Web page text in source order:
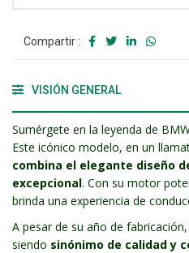
Compartir :
VISIÓN GENERAL
Sumérgete en la leyenda de
Este icónico modelo, en un
combina el elegante diseño
excepcional. Con su motor
brinda una experiencia de
A pesar de su año de
siendo sinónimo de calidad y